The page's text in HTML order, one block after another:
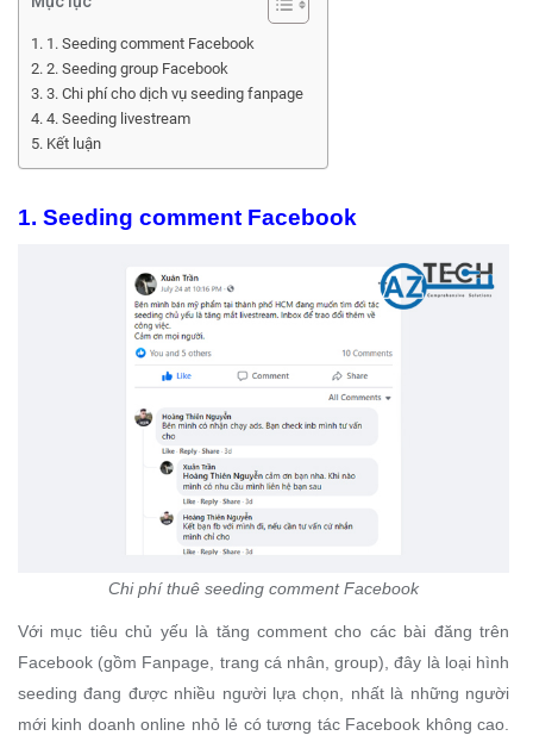
1. Seeding comment Facebook
2. Seeding group Facebook
3. Chi phí cho dịch vụ seeding fanpage
4. Seeding livestream
Kết luận
1. Seeding comment Facebook
Chi phí thuê seeding comment Facebook
Với mục tiêu chủ yếu là tăng comment cho các bài đăng trên
Facebook (gồm Fanpage, trang cá nhân, group), đây là loại hình
seeding đang được nhiều người lựa chọn, nhất là những người
mới kinh doanh online nhỏ lẻ có tương tác Facebook không cao.